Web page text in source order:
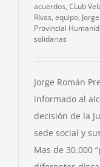
acuerdos, CLub
RIvas, equipo,
Provincial
solidarias
Jorge Román
informado al
decisión de la
sede social y
Mas de 30.000